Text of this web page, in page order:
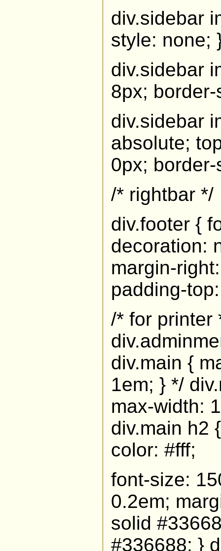
div.sidebar
style: none;
div.sidebar
8px;
div.sidebar
absolute;
0px;
/* rightbar */
div.footer {
decoration:
margin-
padding-
/* for printer
div.main {
1em; } */
max-width:
div.main h2
color: #fff;
font-size:
0.2em;
solid
#336688; }